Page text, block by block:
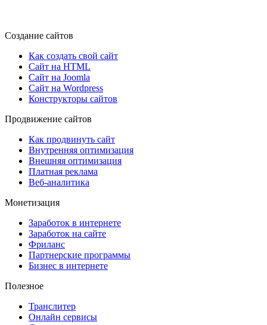
Создание сайтов
Как создать свой сайт
Сайт на HTML
Сайт на Joomla
Сайт на Wordpress
Конструкторы сайтов
Продвижение сайтов
Как продвинуть сайт
Внутренняя оптимизация
Внешняя оптимизация
Платная реклама
Веб-аналитика
Монетизация
Заработок в интернете
Заработок на сайте
Фриланс
Партнерские программы
Бизнес в интернете
Полезное
Транслитер
Онлайн сервисы